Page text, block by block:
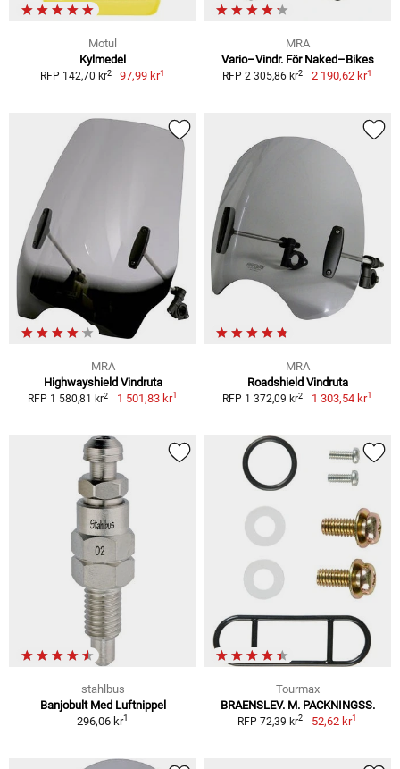
Motul
Kylmedel
RFP 142,70 kr2 97,99 kr1
MRA
Vario–Vindr. För Naked–Bikes
RFP 2 305,86 kr2 2 190,62 kr1
MRA
Highwayshield Vindruta
RFP 1 580,81 kr2 1 501,83 kr1
MRA
Roadshield Vindruta
RFP 1 372,09 kr2 1 303,54 kr1
stahlbus
Banjobult Med Luftnippel
296,06 kr1
Tourmax
BRAENSLEV. M. PACKNINGSS.
RFP 72,39 kr2 52,62 kr1